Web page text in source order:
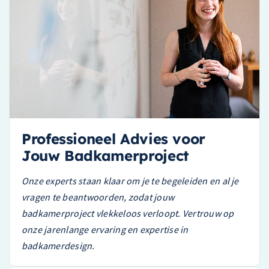
Professioneel Advies voor
Jouw Badkamerproject
Onze experts staan klaar om je te begeleiden en al je
vragen te beantwoorden, zodat jouw
badkamerproject vlekkeloos verloopt. Vertrouw op
onze jarenlange ervaring en expertise in
badkamerdesign.